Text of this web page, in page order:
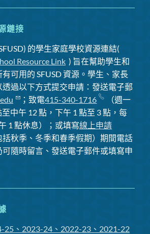
鏈接
的學生家庭學校資源連結(
Resource Link ) 旨在幫助學生和
可用的 SFUSD 資源。學生、家長
過以下方式提交申請：發送電子郵
；致電415-340-1716
（週一
中午 12 點，下午 1 點至 3 點，每
1 點休息）；或填寫線上申請
括秋季、冬季和春季假期）期間電話
可隨時留言、發送電子郵件或填寫申
25、2023-24、2022-23、2021-22